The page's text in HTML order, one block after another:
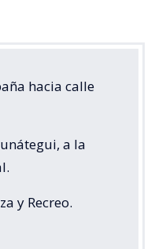
hacia calle
a la
y Recreo.